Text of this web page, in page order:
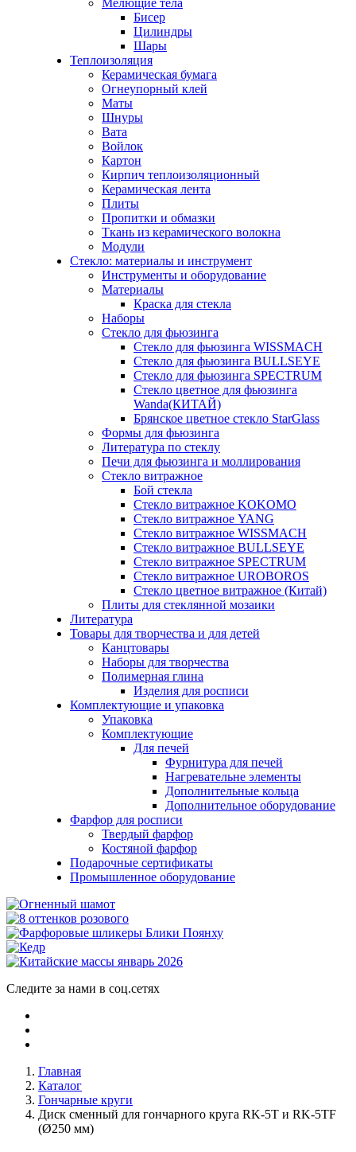
Мелющие тела
Бисер
Цилиндры
Шары
Теплоизоляция
Керамическая бумага
Огнеупорный клей
Маты
Шнуры
Вата
Войлок
Картон
Кирпич теплоизоляционный
Керамическая лента
Плиты
Пропитки и обмазки
Ткань из керамического волокна
Модули
Стекло: материалы и инструмент
Инструменты и оборудование
Материалы
Краска для стекла
Наборы
Стекло для фьюзинга
Стекло для фьюзинга WISSMACH
Стекло для фьюзинга BULLSEYE
Стекло для фьюзинга SPECTRUM
Стекло цветное для фьюзинга
Wanda(КИТАЙ)
Брянское цветное стекло StarGlass
Формы для фьюзинга
Литература по стеклу
Печи для фьюзинга и моллирования
Стекло витражное
Бой стекла
Стекло витражное KOKOMO
Стекло витражное YANG
Стекло витражное WISSMACH
Стекло витражное BULLSEYE
Стекло витражное SPECTRUM
Стекло витражное UROBOROS
Стекло цветное витражное (Китай)
Плиты для стеклянной мозаики
Литература
Товары для творчества и для детей
Канцтовары
Наборы для творчества
Полимерная глина
Изделия для росписи
Комплектующие и упаковка
Упаковка
Комплектующие
Для печей
Фурнитура для печей
Нагревательне элементы
Дополнительные кольца
Дополнительное оборудование
Фарфор для росписи
Твердый фарфор
Костяной фарфор
Подарочные сертификаты
Промышленное оборудование
Следите за нами в соц.сетях
Главная
Каталог
Гончарные круги
Диск сменный для гончарного круга RK-5T и RK-5TF
(Ø250 мм)